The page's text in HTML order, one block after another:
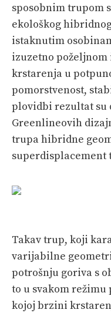
sposobnim trupom
ekološkog
istaknutim
izuzet­no poželjnom
krstarenja u
pomorstvenost,
plovidbi rezultat su
Greenlineovih
trupa hibridne
superdisplacement
Takav trup, koji
varijabilne
potrošnju goriva s
to u svakom
kojoj brzini